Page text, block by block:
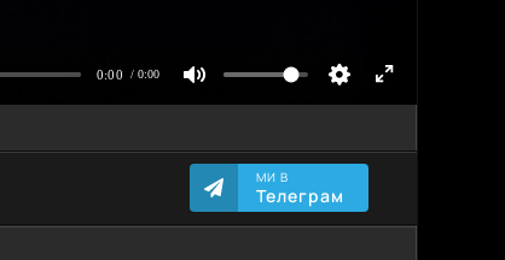
МИ В
Телеграм